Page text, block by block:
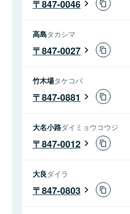
847-0046
高島タカシマ
847-0027
竹木場タケコバ
847-0881
大名小路ダイミョウコウジ
847-0012
大良ダイラ
847-0803